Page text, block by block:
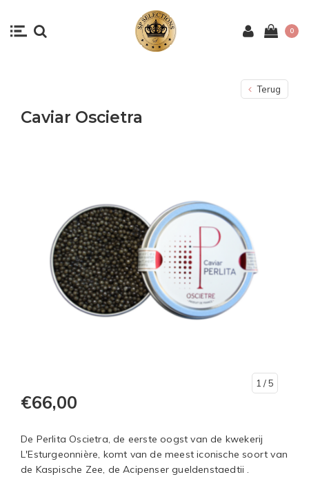
0
Terug
Caviar Oscietra
1 / 5
€66,00
De Perlita Oscietra, de eerste oogst van de kwekerij
L'Esturgeonnière, komt van de meest iconische soort van
de Kaspische Zee, de Acipenser gueldenstaedtii .